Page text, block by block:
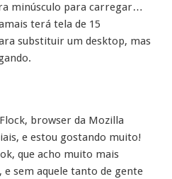
minúsculo para carregar…
terá tela de 15
substituir um desktop, mas
browser da Mozilla
e estou gostando muito!
que acho muito mais
sem aquele tanto de gente